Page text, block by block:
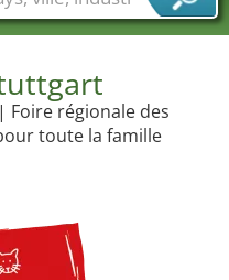
Foire régionale des
toute la famille
Secteurs de foire